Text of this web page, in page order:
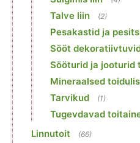
Talve liin (2)
Pesakastid ja
Sööt
Sööturid ja jooturid
Mineraalsed
Tarvikud (1)
Tugevdavad
Linnutoit (66)